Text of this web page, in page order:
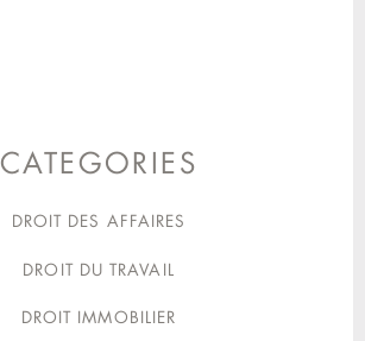
CATEGORIES
DROIT DES AFFAIRES
DROIT DU TRAVAIL
DROIT IMMOBILIER